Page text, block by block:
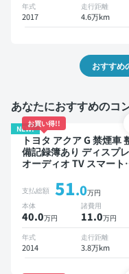
年式
2017
走行距離
4.6万km
おすすめ
あなたにおすすめのコ
NEW!
お買い得!!
トヨタ アクア G 禁煙車
備記録簿あり ディスプ
オーディオ TV スマート
支払総額 51.0万円
本体
40.0万円
諸費用
11.0万円
年式
2014
走行距離
3.8万km